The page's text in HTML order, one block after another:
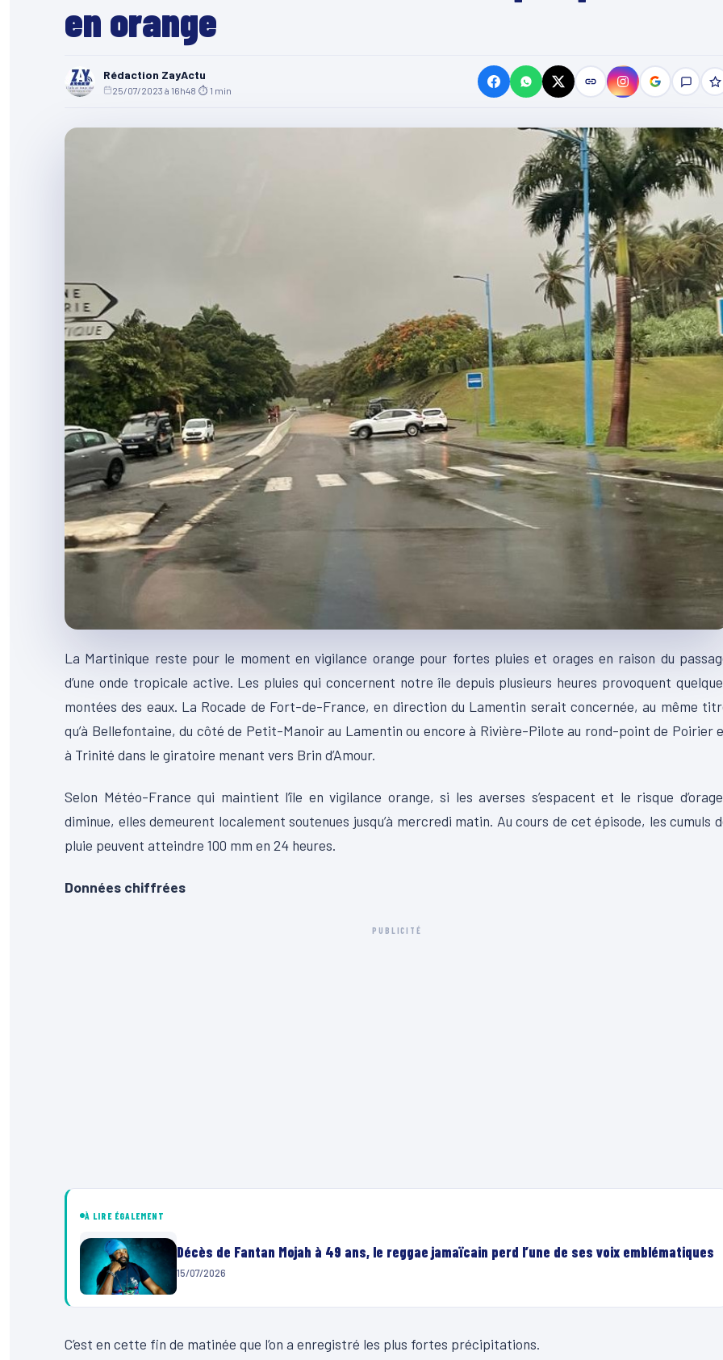
en orange
Rédaction ZayActu
25/07/2023 à 16h48 ⏱ 1 min
La Martinique reste pour le moment en vigilance orange pour fortes pluies et orages en raison du
d’une onde tropicale active. Les pluies qui concernent notre île depuis plusieurs heures provoquent
montées des eaux. La Rocade de Fort-de-France, en direction du Lamentin serait concernée, au même
qu’à Bellefontaine, du côté de Petit-Manoir au Lamentin ou encore à Rivière-Pilote au rond-point de Poirier
à Trinité dans le giratoire menant vers Brin d’Amour.
Selon Météo-France qui maintient l’île en vigilance orange, si les averses s’espacent et le risque
diminue, elles demeurent localement soutenues jusqu’à mercredi matin. Au cours de cet épisode, les cumuls
pluie peuvent atteindre 100 mm en 24 heures.
Données chiffrées
PUBLICITÉ
À LIRE ÉGALEMENT
Décès de Fantan Mojah à 49 ans, le reggae jamaïcain perd l’une de ses voix emblématiques
15/07/2026
C’est en cette fin de matinée que l’on a enregistré les plus fortes précipitations.